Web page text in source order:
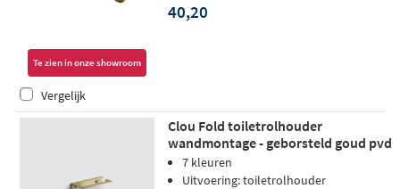
Te zien in onze showroom
40,20
Vergelijk
Clou Fold toiletrolhouder
wandmontage - geborsteld goud pvd
7 kleuren
Uitvoering: toiletrolhouder